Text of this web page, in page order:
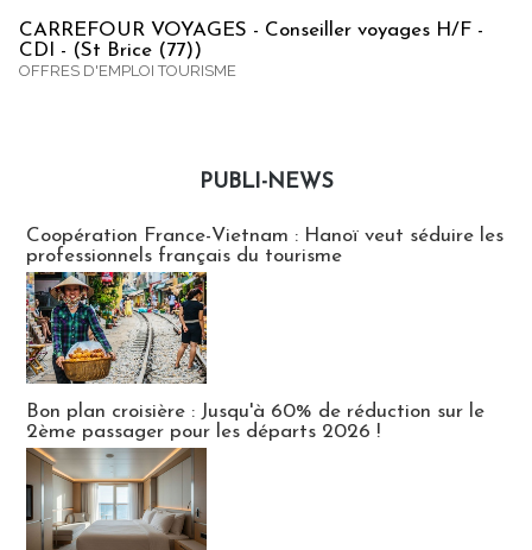
CARREFOUR VOYAGES - Conseiller voyages H/F -
CDI - (St Brice (77))
OFFRES D'EMPLOI TOURISME
PUBLI-NEWS
Coopération France-Vietnam : Hanoï veut séduire les
professionnels français du tourisme
Bon plan croisière : Jusqu'à 60% de réduction sur le
2ème passager pour les départs 2026 !